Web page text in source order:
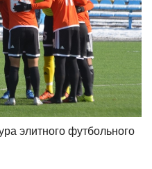
элитного футбольного